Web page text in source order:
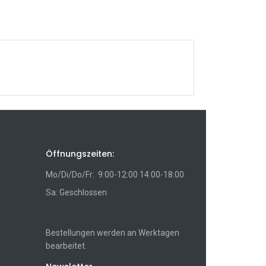
Öffnungszeiten:
Mo/Di/Do/Fr: 9:00-12:00 14:00-18:00
Sa: Geschlossen
Bestellungen werden an Werktagen
bearbeitet.